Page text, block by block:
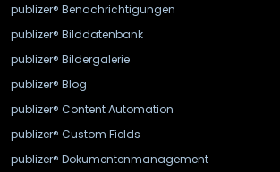
publizer® Benachrichtigungen
publizer® Bilddatenbank
publizer® Bildergalerie
publizer® Blog
publizer® Content Automation
publizer® Custom Fields
publizer® Dokumentenmanagement